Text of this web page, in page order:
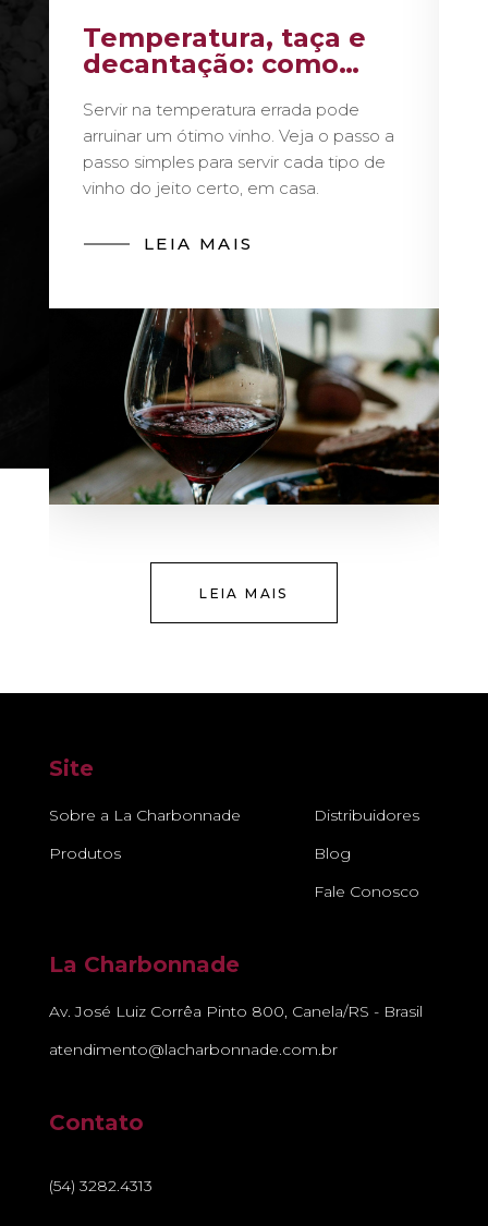
Temperatura, taça e
decantação: como
sommelier
Servir na temperatura errada pode
arruinar um ótimo vinho. Veja o passo a
passo simples para servir cada tipo de
vinho do jeito certo, em casa.
LEIA MAIS
LEIA MAIS
Site
Sobre a La Charbonnade
Produtos
Distribuidores
Blog
Fale Conosco
La Charbonnade
Av. José Luiz Corrêa Pinto 800, Canela/RS - Brasil
atendimento@lacharbonnade.com.br
Contato
(54) 3282.4313